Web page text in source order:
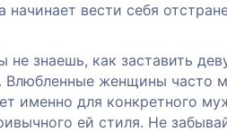
вести себя
знаешь, как заставить
Влюбленные женщины часто
именно для конкретного
ей стиля. Не